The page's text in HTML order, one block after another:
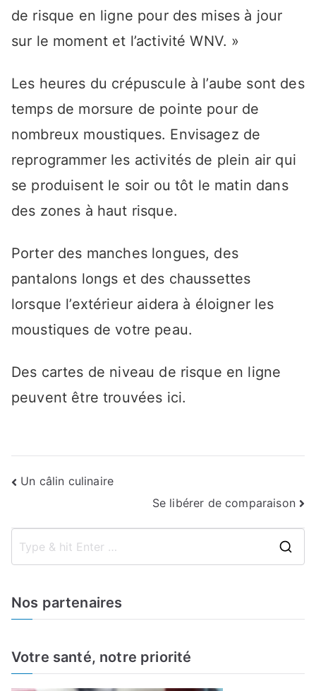
de risque en ligne pour des mises à jour
sur le moment et l’activité WNV. »
Les heures du crépuscule à l’aube sont des
temps de morsure de pointe pour de
nombreux moustiques. Envisagez de
reprogrammer les activités de plein air qui
se produisent le soir ou tôt le matin dans
des zones à haut risque.
Porter des manches longues, des
pantalons longs et des chaussettes
lorsque l’extérieur aidera à éloigner les
moustiques de votre peau.
Des cartes de niveau de risque en ligne
peuvent être trouvées ici.
Navigation
l’article
Un câlin culinaire
Se libérer de comparaison
f
Nos partenaires
Votre santé, notre priorité